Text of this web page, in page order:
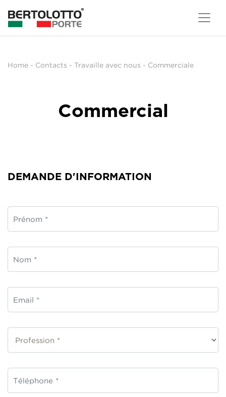
Home - Contacts - Travaille avec nous - Commerciale
Commercial
DEMANDE D'INFORMATION